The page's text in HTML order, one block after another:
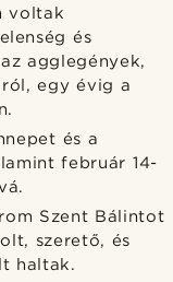
voltak
és
agglegények,
egy évig a
és a
február 14-
Szent Bálintot
szerető, és
haltak.